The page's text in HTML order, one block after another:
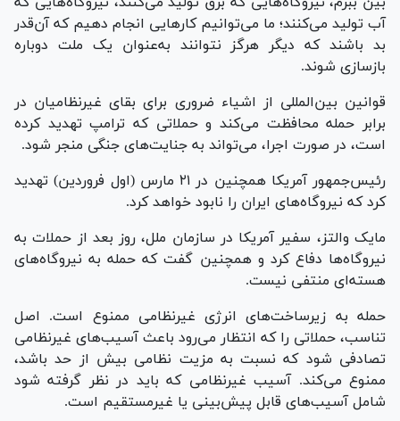
آب تولید می‌کنند؛ ما می‌توانیم کار‌هایی انجام دهیم که آن‌قدر
بد باشند که دیگر هرگز نتوانند به‌عنوان یک ملت دوباره
بازسازی شوند.
قوانین بین‌المللی از اشیاء ضروری برای بقای غیرنظامیان در
برابر حمله محافظت می‌کند و حملاتی که ترامپ تهدید کرده
است، در صورت اجرا، می‌تواند به جنایت‌های جنگی منجر شود.
رئیس‌جمهور آمریکا همچنین در ۲۱ مارس (اول فروردین) تهدید
کرد که نیروگاه‌های ایران را نابود خواهد کرد.
مایک والتز، سفیر آمریکا در سازمان ملل، روز بعد از حملات به
نیروگاه‌ها دفاع کرد و همچنین گفت که حمله به نیروگاه‌های
هسته‌ای منتفی نیست.
حمله به زیرساخت‌های انرژی غیرنظامی ممنوع است. اصل
تناسب، حملاتی را که انتظار می‌رود باعث آسیب‌های غیرنظامی
تصادفی شود که نسبت به مزیت نظامی بیش از حد باشد،
ممنوع می‌کند. آسیب غیرنظامی که باید در نظر گرفته شود
شامل آسیب‌های قابل پیش‌بینی یا غیرمستقیم است.